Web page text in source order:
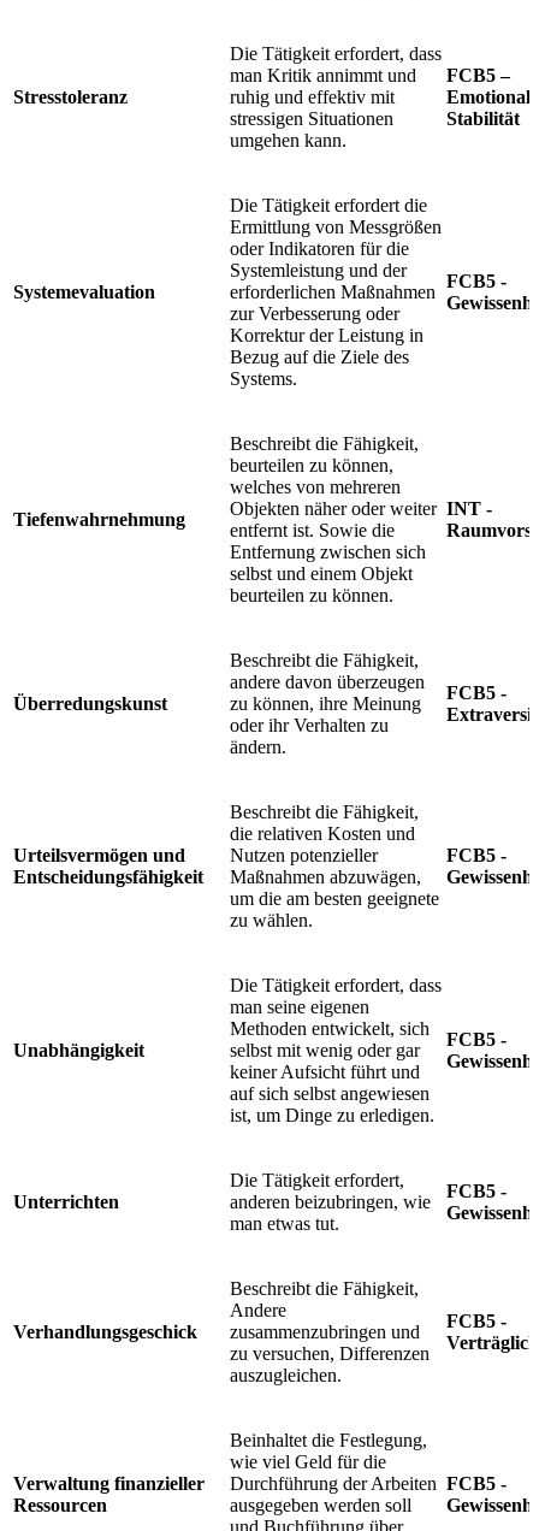
Stresstoleranz
Die Tätigkeit erfordert, dass
man Kritik annimmt und
ruhig und effektiv mit
stressigen Situationen
umgehen kann.
FCB5 –
Emotionale
Stabilität
Systemevaluation
Die Tätigkeit erfordert die
Ermittlung von Messgrößen
oder Indikatoren für die
Systemleistung und der
erforderlichen Maßnahmen
zur Verbesserung oder
Korrektur der Leistung in
Bezug auf die Ziele des
Systems.
FCB5 -
Tiefenwahrnehmung
Beschreibt die Fähigkeit,
beurteilen zu können,
welches von mehreren
Objekten näher oder weiter
entfernt ist. Sowie die
Entfernung zwischen sich
selbst und einem Objekt
beurteilen zu können.
INT -
Überredungskunst
Beschreibt die Fähigkeit,
andere davon überzeugen
zu können, ihre Meinung
oder ihr Verhalten zu
ändern.
FCB5 -
Urteilsvermögen und
Entscheidungsfähigkeit
Beschreibt die Fähigkeit,
die relativen Kosten und
Nutzen potenzieller
Maßnahmen abzuwägen,
um die am besten geeignete
zu wählen.
FCB5 -
Unabhängigkeit
Die Tätigkeit erfordert, dass
man seine eigenen
Methoden entwickelt, sich
selbst mit wenig oder gar
keiner Aufsicht führt und
auf sich selbst angewiesen
ist, um Dinge zu erledigen.
FCB5 -
Unterrichten
Die Tätigkeit erfordert,
anderen beizubringen, wie
man etwas tut.
FCB5 -
Verhandlungsgeschick
Beschreibt die Fähigkeit,
Andere
zusammenzubringen und
zu versuchen, Differenzen
auszugleichen.
FCB5 -
Verwaltung finanzieller
Ressourcen
Beinhaltet die Festlegung,
wie viel Geld für die
Durchführung der Arbeiten
ausgegeben werden soll
und Buchführung über
FCB5 -